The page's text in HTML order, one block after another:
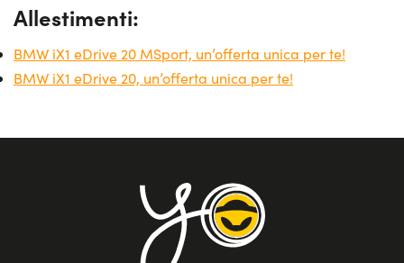
Allestimenti:
BMW iX1 eDrive 20 MSport, un’offerta unica per te!
BMW iX1 eDrive 20, un’offerta unica per te!